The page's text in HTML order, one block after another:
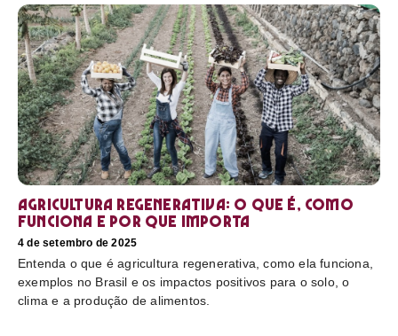
Agricultura regenerativa: o que é, como
funciona e por que importa
4 de setembro de 2025
Entenda o que é agricultura regenerativa, como ela funciona,
exemplos no Brasil e os impactos positivos para o solo, o
clima e a produção de alimentos.